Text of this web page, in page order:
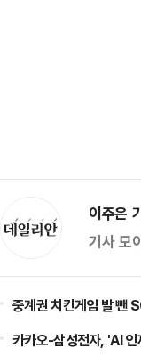
이주은
기사 모
중계권 치킨게임 발 뺀
카카오-삼성전자, 'AI